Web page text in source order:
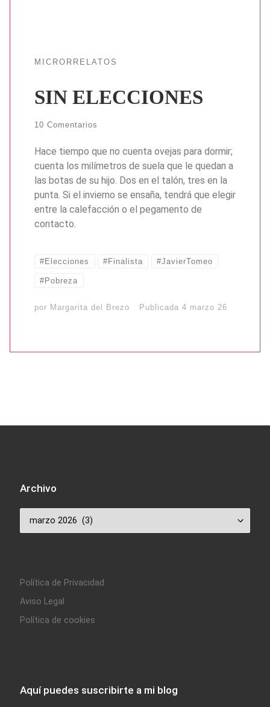
MICRORRELATOS
SIN ELECCIONES
10 Comentarios
Hace tiempo que no cuenta ovejas para dormir;
cuenta los milímetros de suela que le quedan a
las botas de su hijo. Dos en el talón, tres en la
punta. Si el invierno se ensaña, tendrá que elegir
entre la calefacción o el pegamento de
contacto.
#Elecciones #Finalista #JavierTomeo
#Pobreza
por Margarita del Brezo Publicada 4 marzo 26
Archivo
Política de Privacidad
Aviso Legal
Política de cookies
Aquí puedes suscribirte a mi blog